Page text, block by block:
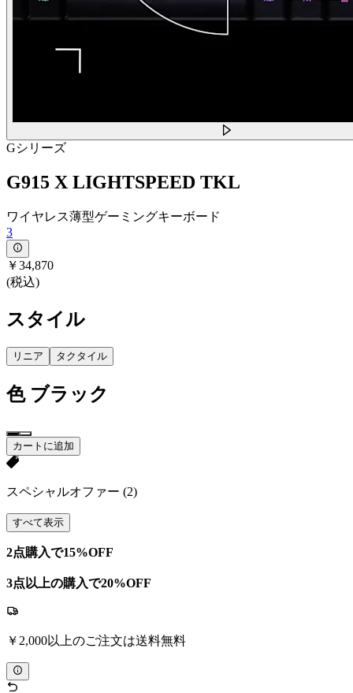
Gシリーズ
G915 X LIGHTSPEED TKL
ワイヤレス薄型ゲーミングキーボード
3
￥34,870
(税込)
スタイル
リニア タクタイル
色 ブラック
カートに追加
スペシャルオファー (2)
すべて表示
2点購入で15%OFF
3点以上の購入で20%OFF
￥2,000以上のご注文は送料無料